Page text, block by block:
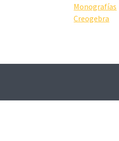
Monografías
Creogebra